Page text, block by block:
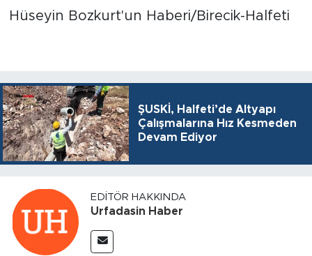
Hüseyin Bozkurt'un Haberi/Birecik-Halfeti
ŞUSKİ, Halfeti’de Altyapı
Çalışmalarına Hız Kesmeden
Devam Ediyor
EDITÖR HAKKINDA
Urfadasin Haber